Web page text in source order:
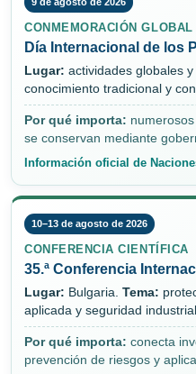
CONMEMORACIÓN GLOBAL
Día Internacional de los
Lugar: actividades globales y
conocimiento tradicional y
Por qué importa:
se conservan mediante
Información oficial de
10–13 de agosto de 2026
CONFERENCIA CIENTÍFICA
35.ª Conferencia
Lugar: Bulgaria. Tema:
aplicada y seguridad
Por qué importa: conecta
prevención de riesgos y